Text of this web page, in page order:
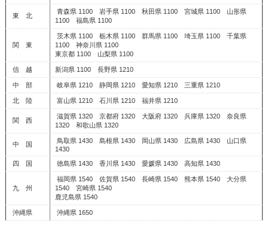
東 北
青森県 1100 岩手県 1100 秋田県 1100 宮城県 1100 山形県
1100 福島県 1100
関 東
茨木県 1100 栃木県 1100 群馬県 1100 埼玉県 1100 千葉県
1100 神奈川県 1100
東京都 1100 山梨県 1100
信 越 新潟県 1100 長野県 1210
中 部 岐阜県 1210 静岡県 1210 愛知県 1210 三重県 1210
北 陸 富山県 1210 石川県 1210 福井県 1210
関 西
滋賀県 1320 京都府 1320 大阪府 1320 兵庫県 1320 奈良県
1320 和歌山県 1320
中 国
鳥取県 1430 島根県 1430 岡山県 1430 広島県 1430 山口県
1430
四 国
徳島県 1430 香川県 1430 愛媛県 1430 高知県 1430
九 州
福岡県 1540 佐賀県 1540 長崎県 1540 熊本県 1540 大分県
1540 宮崎県 1540
鹿児島県 1540
沖縄県 沖縄県 1650